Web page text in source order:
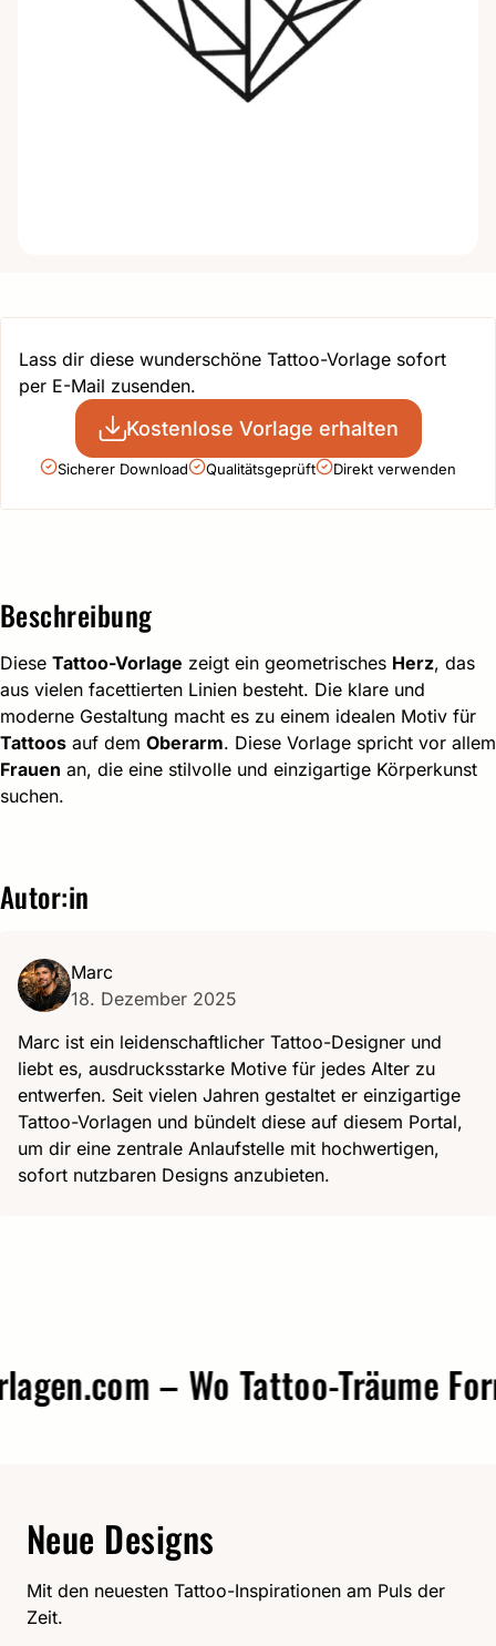
Lass dir diese wunderschöne Tattoo-Vorlage sofort
per E-Mail zusenden.
Kostenlose Vorlage erhalten
Sicherer Download Qualitätsgeprüft Direkt verwenden
Beschreibung
Diese Tattoo-Vorlage zeigt ein geometrisches Herz, das
aus vielen facettierten Linien besteht. Die klare und
moderne Gestaltung macht es zu einem idealen Motiv für
Tattoos auf dem Oberarm. Diese Vorlage spricht vor allem
Frauen an, die eine stilvolle und einzigartige Körperkunst
suchen.
Autor:in
Marc
18. Dezember 2025
Marc ist ein leidenschaftlicher Tattoo-Designer und
liebt es, ausdrucksstarke Motive für jedes Alter zu
entwerfen. Seit vielen Jahren gestaltet er einzigartige
Tattoo-Vorlagen und bündelt diese auf diesem Portal,
um dir eine zentrale Anlaufstelle mit hochwertigen,
sofort nutzbaren Designs anzubieten.
– Wo Tattoo-Träume Form
Neue Designs
Mit den neuesten Tattoo-Inspirationen am Puls der
Zeit.